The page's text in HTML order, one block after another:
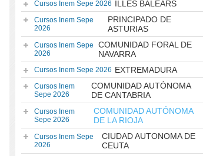
Cursos Inem Sepe 2026 ILLES BALEARS
Cursos Inem Sepe
2026
PRINCIPADO DE
ASTURIAS
Cursos Inem Sepe
2026
COMUNIDAD FORAL DE
NAVARRA
Cursos Inem Sepe 2026 EXTREMADURA
Cursos Inem
Sepe 2026
COMUNIDAD AUTÓNOMA
DE CANTABRIA
Cursos Inem
Sepe 2026
COMUNIDAD AUTÓNOMA
DE LA RIOJA
Cursos Inem Sepe
2026
CIUDAD AUTONOMA DE
CEUTA